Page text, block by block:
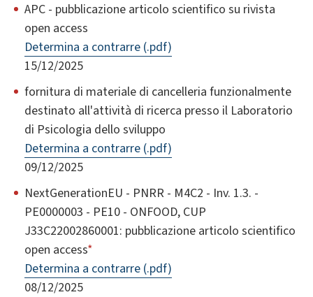
APC - pubblicazione articolo scientifico su rivista
open access
Determina a contrarre (.pdf)
15/12/2025
fornitura di materiale di cancelleria funzionalmente
destinato all'attività di ricerca presso il Laboratorio
di Psicologia dello sviluppo
Determina a contrarre (.pdf)
09/12/2025
NextGenerationEU - PNRR - M4C2 - Inv. 1.3. -
PE0000003 - PE10 - ONFOOD, CUP
J33C22002860001: pubblicazione articolo scientifico
open access*
Determina a contrarre (.pdf)
08/12/2025